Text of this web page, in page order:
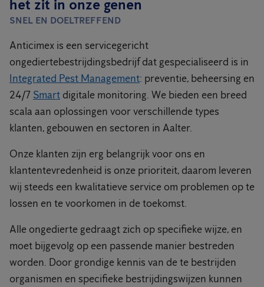
het zit in onze genen
SNEL EN DOELTREFFEND
Anticimex is een servicegericht
ongediertebestrijdingsbedrijf dat gespecialiseerd is in
Integrated Pest Management: preventie, beheersing en
24/7 Smart digitale monitoring. We bieden een breed
scala aan oplossingen voor verschillende types
klanten, gebouwen en sectoren in Aalter.
Onze klanten zijn erg belangrijk voor ons en
klantentevredenheid is onze prioriteit, daarom leveren
wij steeds een kwalitatieve service om problemen op te
lossen en te voorkomen in de toekomst.
Alle ongedierte gedraagt zich op specifieke wijze, en
moet bijgevolg op een passende manier bestreden
worden. Door grondige kennis van de te bestrijden
organismen en specifieke bestrijdingswijzen kunnen